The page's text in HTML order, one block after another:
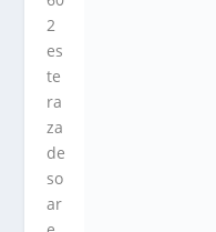
2
es
te
ra
za
de
so
ar